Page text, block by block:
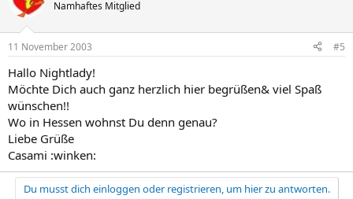
Namhaftes Mitglied
11 November 2003 #5
Hallo Nightlady!
Möchte Dich auch ganz herzlich hier begrüßen& viel Spaß
wünschen!!
Wo in Hessen wohnst Du denn genau?
Liebe Grüße
Casami :winken:
Du musst dich einloggen oder registrieren, um hier zu antworten.